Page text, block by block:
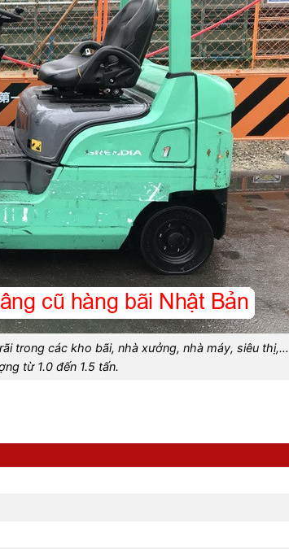
trong các kho bãi, nhà xưởng, nhà máy, siêu thị,…
từ 1.0 đến 1.5 tấn.